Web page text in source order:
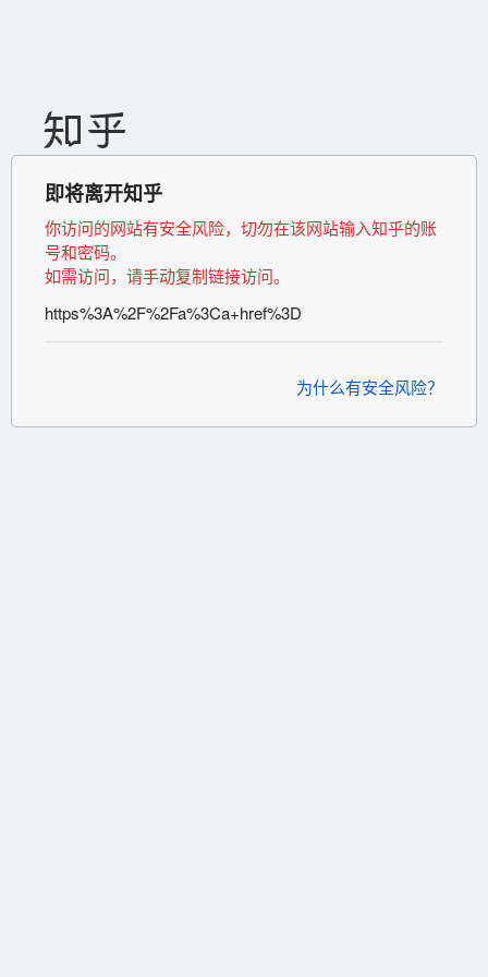
即将离开知乎
你访问的网站有安全风险，切勿在该网站输入知乎的账
号和密码。
如需访问，请手动复制链接访问。
https%3A%2F%2Fa%3Ca+href%3D
为什么有安全风险？